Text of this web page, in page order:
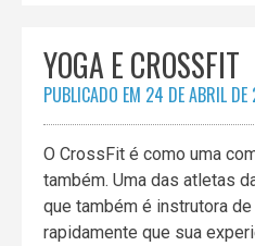
YOGA E CROSSFIT
PUBLICADO EM 24 DE ABRIL DE
O CrossFit é como uma
também. Uma das atletas
que também é instrutora
rapidamente que sua